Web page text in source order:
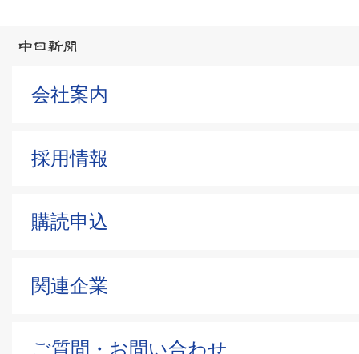
会社案内
採用情報
購読申込
関連企業
ご質問・お問い合わせ